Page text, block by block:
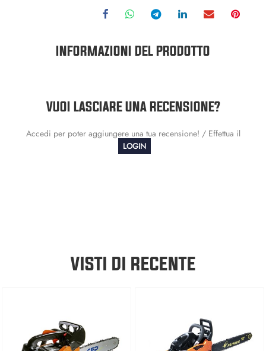
INFORMAZIONI DEL PRODOTTO
VUOI LASCIARE UNA RECENSIONE?
Accedi per poter aggiungere una tua recensione! / Effettua il
LOGIN
VISTI DI RECENTE